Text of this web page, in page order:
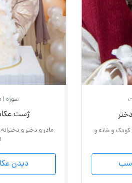
کودک و خانه و
سوژه
ژست
مادر و دختر و
دیدن